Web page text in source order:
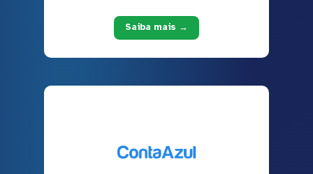
Saiba mais →